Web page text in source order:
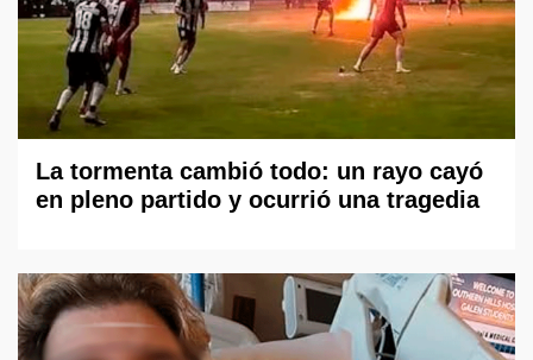
La tormenta cambió todo: un rayo cayó
en pleno partido y ocurrió una tragedia